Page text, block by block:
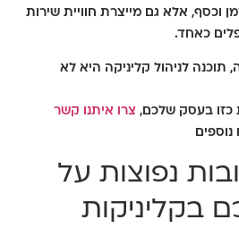
וכסף, אלא גם מייצרת חוויית שירות
כאחד.
לניהול קליניקה היא לא
כזו בעסק שלכם, צרו איתנו קשר
נפוצות על
בקליניקות